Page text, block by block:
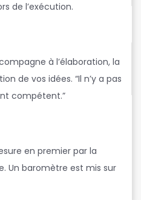
de l’exécution.
à l’élaboration, la
de vos idées. “Il n’y a pas
compétent.”
en premier par la
Un baromètre est mis sur